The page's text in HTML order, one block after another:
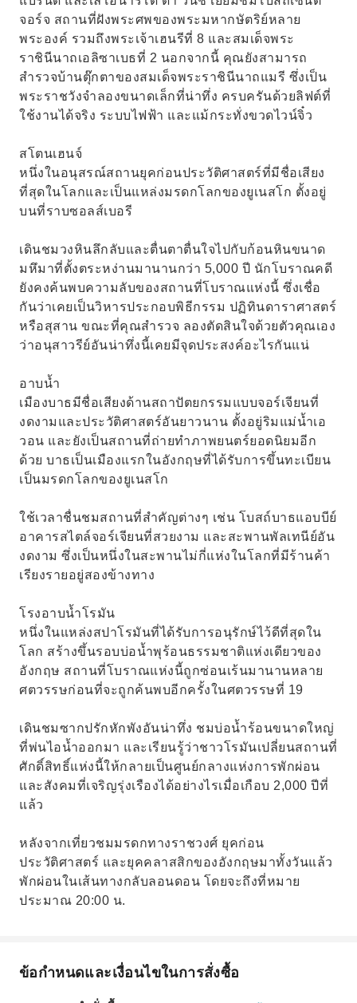
จอร์จ สถานที่ฝังพระศพของพระมหากษัตริย์หลาย
พระองค์ รวมถึงพระเจ้าเฮนรีที่ 8 และสมเด็จพระ
ราชินีนาถเอลิซาเบธที่ 2 นอกจากนี้ คุณยังสามารถ
สำรวจบ้านตุ๊กตาของสมเด็จพระราชินีนาถแมรี ซึ่งเป็น
พระราชวังจำลองขนาดเล็กที่น่าทึ่ง ครบครันด้วยลิฟต์ที่
ใช้งานได้จริง ระบบไฟฟ้า และแม้กระทั่งขวดไวน์จิ๋ว
สโตนเฮนจ์
หนึ่งในอนุสรณ์สถานยุคก่อนประวัติศาสตร์ที่มีชื่อเสียง
ที่สุดในโลกและเป็นแหล่งมรดกโลกของยูเนสโก ตั้งอยู่
บนที่ราบซอลส์เบอรี
เดินชมวงหินลึกลับและตื่นตาตื่นใจไปกับก้อนหินขนาด
มหึมาที่ตั้งตระหง่านมานานกว่า 5,000 ปี นักโบราณคดี
ยังคงค้นพบความลับของสถานที่โบราณแห่งนี้ ซึ่งเชื่อ
กันว่าเคยเป็นวิหารประกอบพิธีกรรม ปฏิทินดาราศาสตร์
หรือสุสาน ขณะที่คุณสำรวจ ลองตัดสินใจด้วยตัวคุณเอง
ว่าอนุสาวรีย์อันน่าทึ่งนี้เคยมีจุดประสงค์อะไรกันแน่
อาบน้ำ
เมืองบาธมีชื่อเสียงด้านสถาปัตยกรรมแบบจอร์เจียนที่
งดงามและประวัติศาสตร์อันยาวนาน ตั้งอยู่ริมแม่น้ำเอ
วอน และยังเป็นสถานที่ถ่ายทำภาพยนตร์ยอดนิยมอีก
ด้วย บาธเป็นเมืองแรกในอังกฤษที่ได้รับการขึ้นทะเบียน
เป็นมรดกโลกของยูเนสโก
ใช้เวลาชื่นชมสถานที่สำคัญต่างๆ เช่น โบสถ์บาธแอบบีย์
อาคารสไตล์จอร์เจียนที่สวยงาม และสะพานพัลเทนีย์อัน
งดงาม ซึ่งเป็นหนึ่งในสะพานไม่กี่แห่งในโลกที่มีร้านค้า
เรียงรายอยู่สองข้างทาง
โรงอาบน้ำโรมัน
หนึ่งในแหล่งสปาโรมันที่ได้รับการอนุรักษ์ไว้ดีที่สุดใน
โลก สร้างขึ้นรอบบ่อน้ำพุร้อนธรรมชาติแห่งเดียวของ
อังกฤษ สถานที่โบราณแห่งนี้ถูกซ่อนเร้นมานานหลาย
ศตวรรษก่อนที่จะถูกค้นพบอีกครั้งในศตวรรษที่ 19
เดินชมซากปรักหักพังอันน่าทึ่ง ชมบ่อน้ำร้อนขนาดใหญ่
ที่พ่นไอน้ำออกมา และเรียนรู้ว่าชาวโรมันเปลี่ยนสถานที่
ศักดิ์สิทธิ์แห่งนี้ให้กลายเป็นศูนย์กลางแห่งการพักผ่อน
และสังคมที่เจริญรุ่งเรืองได้อย่างไรเมื่อเกือบ 2,000 ปีที่
แล้ว
หลังจากเที่ยวชมมรดกทางราชวงศ์ ยุคก่อน
ประวัติศาสตร์ และยุคคลาสสิกของอังกฤษมาทั้งวันแล้ว
พักผ่อนในเส้นทางกลับลอนดอน โดยจะถึงที่หมาย
ประมาณ 20:00 น.
ข้อกำหนดและเงื่อนไขในการสั่งซื้อ